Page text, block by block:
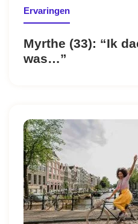
Ervaringen
Myrthe (33): “Ik
was…”